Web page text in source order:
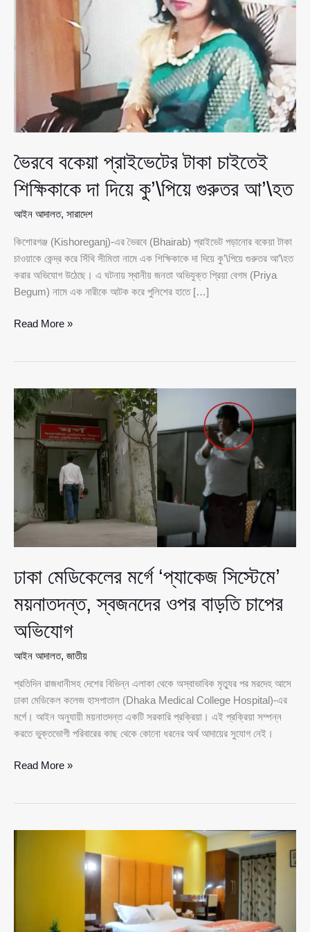
ভৈরবে বকেয়া প্রাইভেটের টাকা চাইতেই
শিক্ষিকাকে দা দিয়ে কু’\পিয়ে গুরুতর আ’\হত
আইন আদালত, সারাদেশ
কিশোরগঞ্জ (Kishoreganj)-এর ভৈরবে (Bhairab) প্রাইভেট পড়ানোর বকেয়া টাকা
চাওয়াকে কেন্দ্র করে সিঁথি সীমিতা নামে এক শিক্ষিকাকে দা দিয়ে কু’\পিয়ে গুরুতর আ’\হত
করার অভিযোগ উঠেছে। এ ঘটনায় স্থানীয় জনতা অভিযুক্ত প্রিয়া বেগম (Priya
Begum) নামে এক নারীকে আটক করে পুলিশের হাতে […]
ভৈরবে
চাইতেই
শিক্ষিকাকে
দা
দিয়ে
কু’\পিয়ে
গুরুতর
আ’\হত
Read More »
ঢাকা মেডিকেলের মর্গে ‘প্যাকেজ সিস্টেমে’
ময়নাতদন্ত, স্বজনদের ওপর বাড়তি চাপের
অভিযোগ
আইন আদালত, জাতীয়
প্রতিদিন রাজধানীসহ দেশের বিভিন্ন এলাকা থেকে অস্বাভাবিক মৃত্যুর পর মরদেহ আসে
ঢাকা মেডিকেল কলেজ হাসপাতাল (Dhaka Medical College Hospital)-এর
মর্গে। আইন অনুযায়ী ময়নাতদন্ত একটি সরকারি প্রক্রিয়া। এই প্রক্রিয়া সম্পন্ন
করতে ভুক্তভোগী পরিবারের কাছ থেকে কোনো ধরনের অর্থ আদায়ের সুযোগ নেই।
ঢাকা
সিস্টেমে’
Read More »